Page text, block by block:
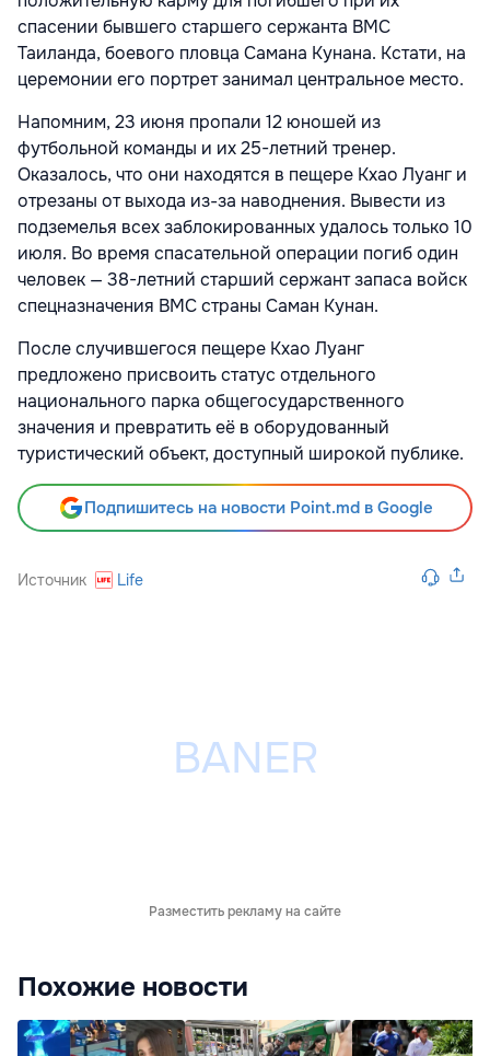
спасении бывшего старшего сержанта ВМС
Таиланда, боевого пловца Самана Кунана. Кстати, на
церемонии его портрет занимал центральное место.
Напомним, 23 июня пропали 12 юношей из
футбольной команды и их 25-летний тренер.
Оказалось, что они находятся в пещере Кхао Луанг и
отрезаны от выхода из-за наводнения. Вывести из
подземелья всех заблокированных удалось только 10
июля. Во время спасательной операции погиб один
человек — 38-летний старший сержант запаса войск
спецназначения ВМС страны Саман Кунан.
После случившегося пещере Кхао Луанг
предложено присвоить статус отдельного
национального парка общегосударственного
значения и превратить её в оборудованный
туристический объект, доступный широкой публике.
Подпишитесь на новости Point.md в Google
Источник Life
Разместить рекламу на сайте
Похожие новости